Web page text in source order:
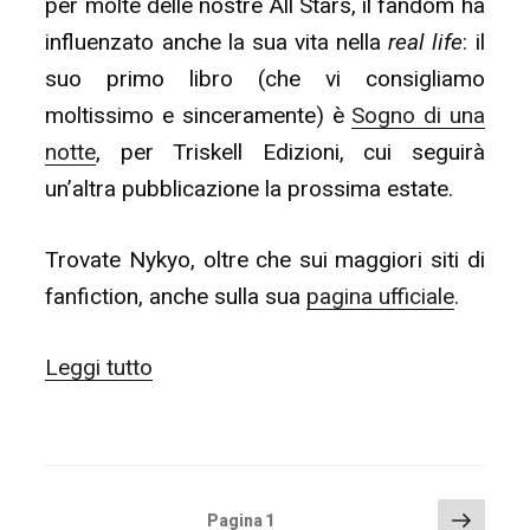
influenzato anche la sua vita nellareal life: il
suo primo libro (che vi consigliamo
moltissimo e sinceramente) è Sogno di una
notte, per Triskell Edizioni, cui seguirà
un’altra pubblicazione la prossima estate.
Trovate Nykyo, oltre che sui maggiori siti di
fanfiction, anche sulla sua pagina ufficiale.
Leggi tutto
PAGINAZIONEPagina 1